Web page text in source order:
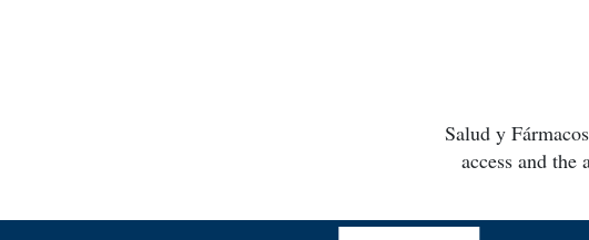
Salud y
access and the